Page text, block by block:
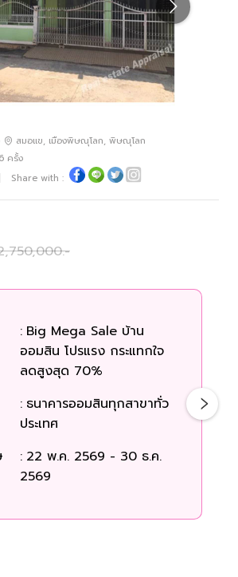
สมอแข, เมืองพิษณุโลก,พิษณุโลก
ครั้ง
Share with :
: Big Mega Sale บ้าน
ออมสิน โปรแรง กระแทกใจ
ลดสูงสุด 70%
: ธนาคารออมสินทุกสาขาทั่ว
ประเทศ
: 22 พ.ค. 2569 - 30 ธ.ค.
2569